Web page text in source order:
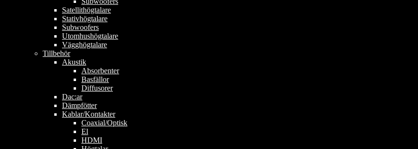
Satellithögtalare
Stativhögtalare
Subwoofers
Utomhushögtalare
Vägghögtalare
Tillbehör
Akustik
Absorbenter
Basfällor
Diffusorer
Dac:ar
Dämpfötter
Kablar/Kontakter
Coaxial/Optisk
El
HDMI